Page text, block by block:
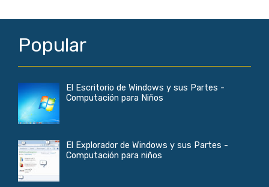
Popular
El Escritorio de Windows y sus Partes -
Computación para Niños
El Explorador de Windows y sus Partes -
Computación para niños